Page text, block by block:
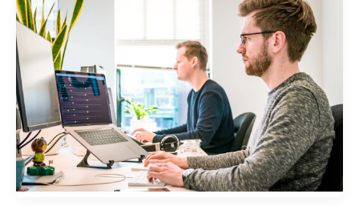
为某银行定制开发的风险评估与监控系统，提升了风
险识别能力30%